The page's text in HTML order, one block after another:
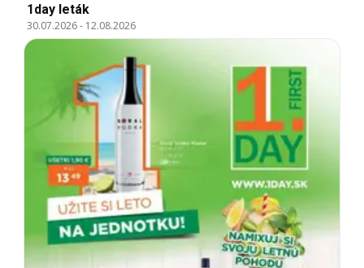
1day leták
30.07.2026- 12.08.2026